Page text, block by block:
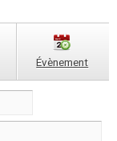
Évènement